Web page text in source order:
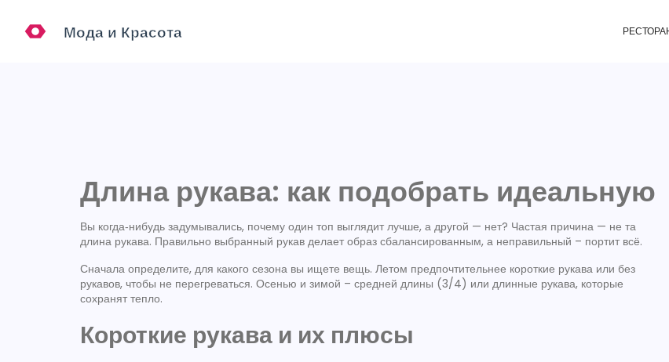
Длина рукава: как подобрать идеальную
Вы когда‑нибудь задумывались, почему один топ выглядит лучше, а другой — нет? Частая причина — не та
длина рукава. Правильно выбранный рукав делает образ сбалансированным, а неправильный – портит всё.
Сначала определите, для какого сезона вы ищете вещь. Летом предпочтительнее короткие рукава или без
рукавов, чтобы не перегреваться. Осенью и зимой – средней длины (3/4) или длинные рукава, которые
сохранят тепло.
Короткие рукава и их плюсы